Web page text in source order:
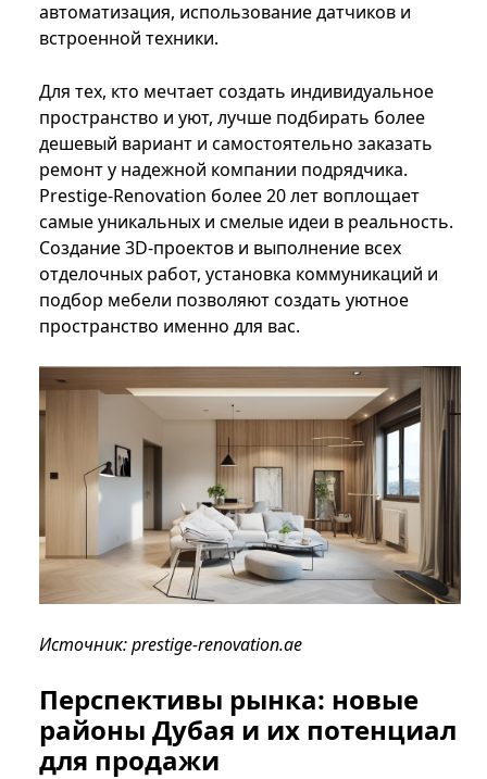
автоматизация, использование датчиков и
встроенной техники.
Для тех, кто мечтает создать индивидуальное
пространство и уют, лучше подбирать более
дешевый вариант и самостоятельно заказать
ремонт у надежной компании подрядчика.
Prestige-Renovation более 20 лет воплощает
самые уникальных и смелые идеи в реальность.
Создание 3D-проектов и выполнение всех
отделочных работ, установка коммуникаций и
подбор мебели позволяют создать уютное
пространство именно для вас.
Источник: prestige-renovation.ae
Перспективы рынка: новые
районы Дубая и их потенциал
для продажи